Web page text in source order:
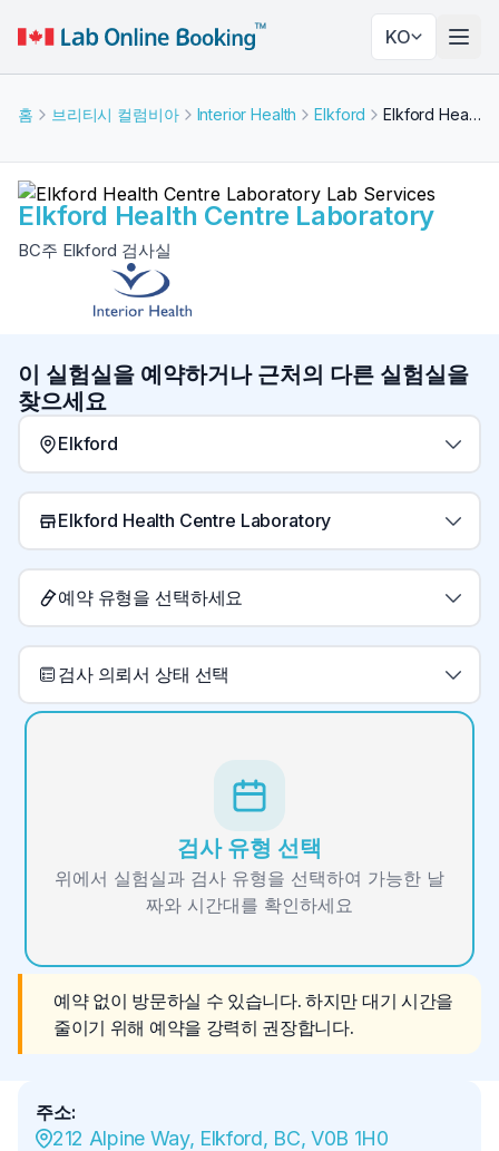
KO
네비
홈 브리티시 컬럼비아 Interior Health Elkford Elkford Health Centre Laboratory
Elkford Health Centre Laboratory
BC주 Elkford 검사실
이 실험실을 예약하거나 근처의 다른 실험실을
찾으세요
Elkford
Elkford Health Centre Laboratory
예약 유형을 선택하세요
검사 의뢰서 상태 선택
검사 유형 선택
위에서 실험실과 검사 유형을 선택하여 가능한 날
짜와 시간대를 확인하세요
예약 없이 방문하실 수 있습니다. 하지만 대기 시간을
줄이기 위해 예약을 강력히 권장합니다.
주소:
212 Alpine Way, Elkford, BC, V0B 1H0